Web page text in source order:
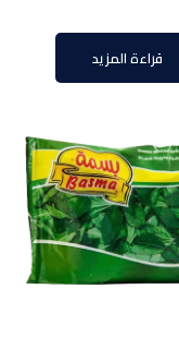
قراءة المزيد